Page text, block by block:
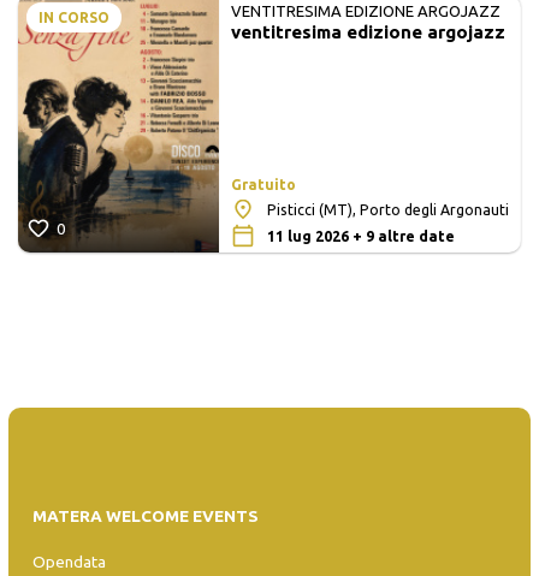
IN CORSO
0
VENTITRESIMA EDIZIONE ARGOJAZZ
ventitresima edizione argojazz
Gratuito
Pisticci (MT), Porto degli Argonauti
11 lug 2026 + 9 altre date
MATERA WELCOME EVENTS
Opendata